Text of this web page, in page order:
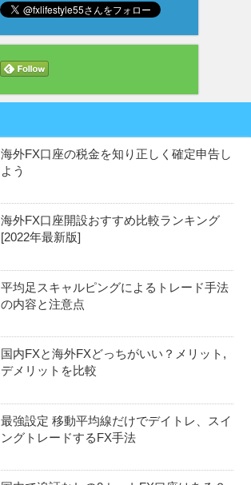
海外FX口座の税金を知り正しく確定申告し
よう
海外FX口座開設おすすめ比較ランキング
[2022年最新版]
平均足スキャルピングによるトレード手法
の内容と注意点
国内FXと海外FXどっちがいい？メリット,
デメリットを比較
最強設定 移動平均線だけでデイトレ、スイ
ングトレードするFX手法